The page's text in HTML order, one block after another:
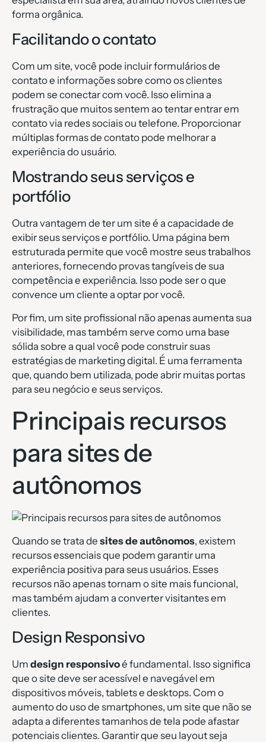
forma orgânica.
Facilitando o contato
Com um site, você pode incluir formulários de
contato e informações sobre como os clientes
podem se conectar com você. Isso elimina a
frustração que muitos sentem ao tentar entrar em
contato via redes sociais ou telefone. Proporcionar
múltiplas formas de contato pode melhorar a
experiência do usuário.
Mostrando seus serviços e
portfólio
Outra vantagem de ter um site é a capacidade de
exibir seus serviços e portfólio. Uma página bem
estruturada permite que você mostre seus trabalhos
anteriores, fornecendo provas tangíveis de sua
competência e experiência. Isso pode ser o que
convence um cliente a optar por você.
Por fim, um site profissional não apenas aumenta sua
visibilidade, mas também serve como uma base
sólida sobre a qual você pode construir suas
estratégias de marketing digital. É uma ferramenta
que, quando bem utilizada, pode abrir muitas portas
para seu negócio e seus serviços.
Principais recursos
para sites de
autônomos
Quando se trata de sites de autônomos, existem
recursos essenciais que podem garantir uma
experiência positiva para seus usuários. Esses
recursos não apenas tornam o site mais funcional,
mas também ajudam a converter visitantes em
clientes.
Design Responsivo
Um design responsivoé fundamental. Isso significa
que o site deve ser acessível e navegável em
dispositivos móveis, tablets e desktops. Com o
aumento do uso de smartphones, um site que não se
adapta a diferentes tamanhos de tela pode afastar
potenciais clientes. Garantir que seu layout seja